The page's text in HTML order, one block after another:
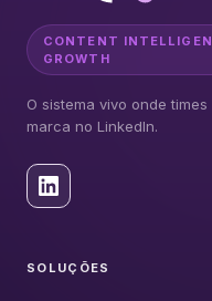
CONTENT
GROWTH
O sistema vivo onde
marca no LinkedIn.
SOLUÇÕES